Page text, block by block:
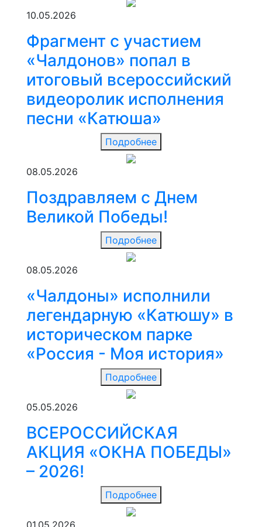
10.05.2026
Фрагмент с участием
«Чалдонов» попал в
итоговый всероссийский
видеоролик исполнения
песни «Катюша»
Подробнее
08.05.2026
Поздравляем с Днем
Великой Победы!
Подробнее
08.05.2026
«Чалдоны» исполнили
легендарную «Катюшу» в
историческом парке
«Россия - Моя история»
Подробнее
05.05.2026
ВСЕРОССИЙСКАЯ
АКЦИЯ «ОКНА ПОБЕДЫ»
– 2026!
Подробнее
01.05.2026